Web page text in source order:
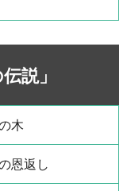
説」
木
恩返し